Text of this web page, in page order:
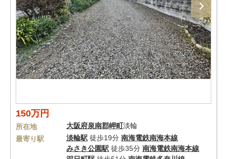
150万円
所在地 大阪府泉南郡岬町淡輪
最寄り駅
淡輪駅 徒歩19分 南海電鉄南海本線
みさき公園駅 徒歩35分 南海電鉄南海本線